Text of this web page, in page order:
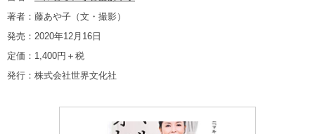
著者：藤あや子（文・撮影）
発売：2020年12月16日
定価：1,400円＋税
発行：株式会社世界文化社